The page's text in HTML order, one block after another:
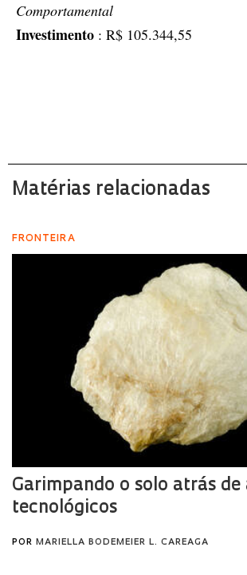
Comportamental
Investimento : R$ 105.344,55